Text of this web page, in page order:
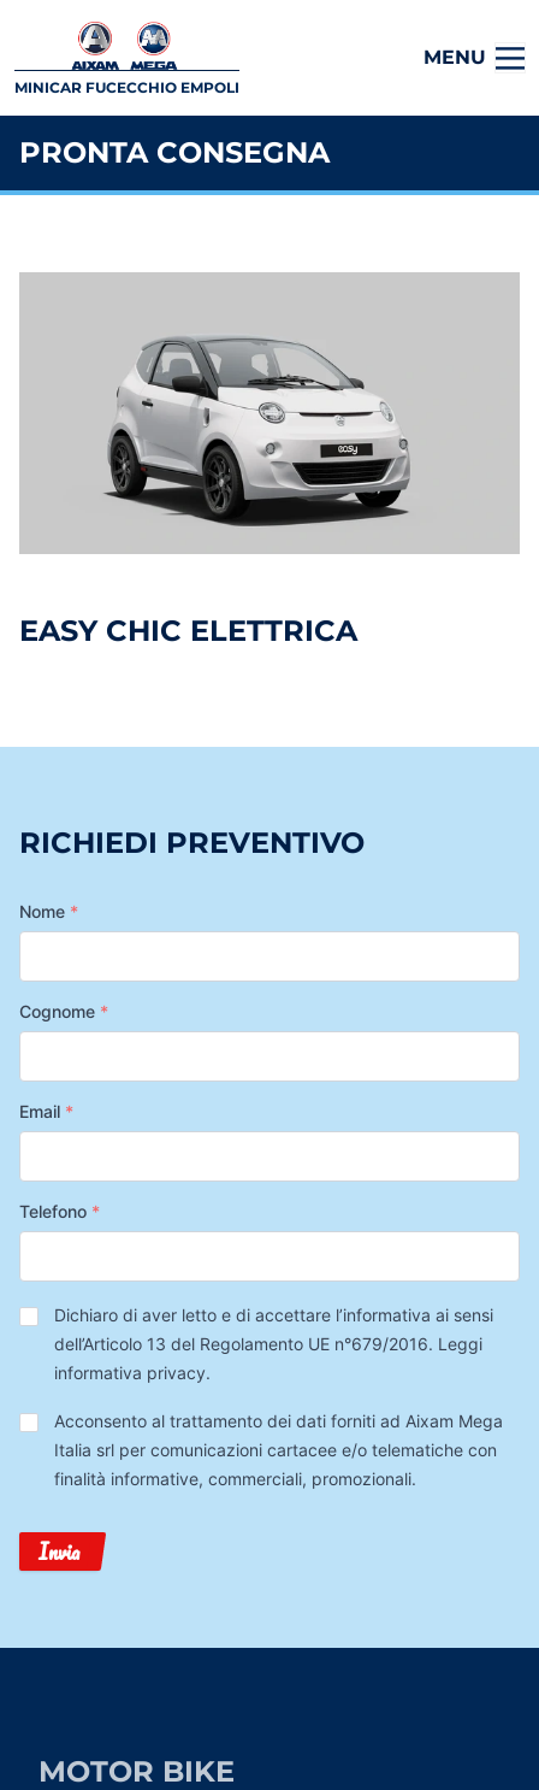
MINICAR FUCECCHIO EMPOLI
MENU
PRONTA CONSEGNA
EASY CHIC ELETTRICA
RICHIEDI PREVENTIVO
Nome *
Cognome *
Email *
Telefono *
Privacy*
Dichiaro di aver letto e di accettare l’informativa ai sensi
dell’Articolo 13 del Regolamento UE n°679/2016. Leggi
informativa privacy.
Trattamento
Dati
Acconsento al trattamento dei dati forniti ad Aixam Mega
Italia srl per comunicazioni cartacee e/o telematiche con
finalità informative, commerciali, promozionali.
Invia
MOTOR BIKE